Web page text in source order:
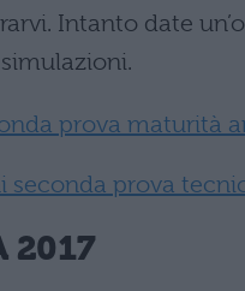
Intanto date
prova maturità
seconda prova
2017